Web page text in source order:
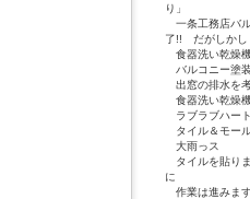
り」
一条工務店バ
了!! だがしかし
食器洗い乾燥
バルコニー塗
出窓の排水を
食器洗い乾燥
ラブラブハート
タイル＆モー
大雨っス
タイルを貼り
に
作業は進みま